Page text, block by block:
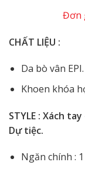
Đơn
CHẤT LIỆU :
Da bò vân EPI.
Khoen khóa
STYLE : Xách
Dự tiệc.
Ngăn chính :